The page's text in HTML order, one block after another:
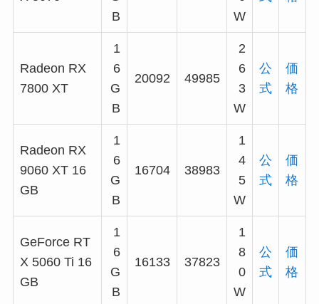
B
W
Radeon RX
7800 XT
1
6
G
B
20092 49985
2
6
3
W
公
式
価
格
Radeon RX
9060 XT 16
GB
1
6
G
B
16704 38983
1
4
5
W
公
式
価
格
GeForce RT
X 5060 Ti 16
GB
1
6
G
B
16133 37823
1
8
0
W
公
式
価
格